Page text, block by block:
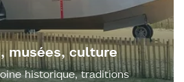
musées, culture
historique, traditions